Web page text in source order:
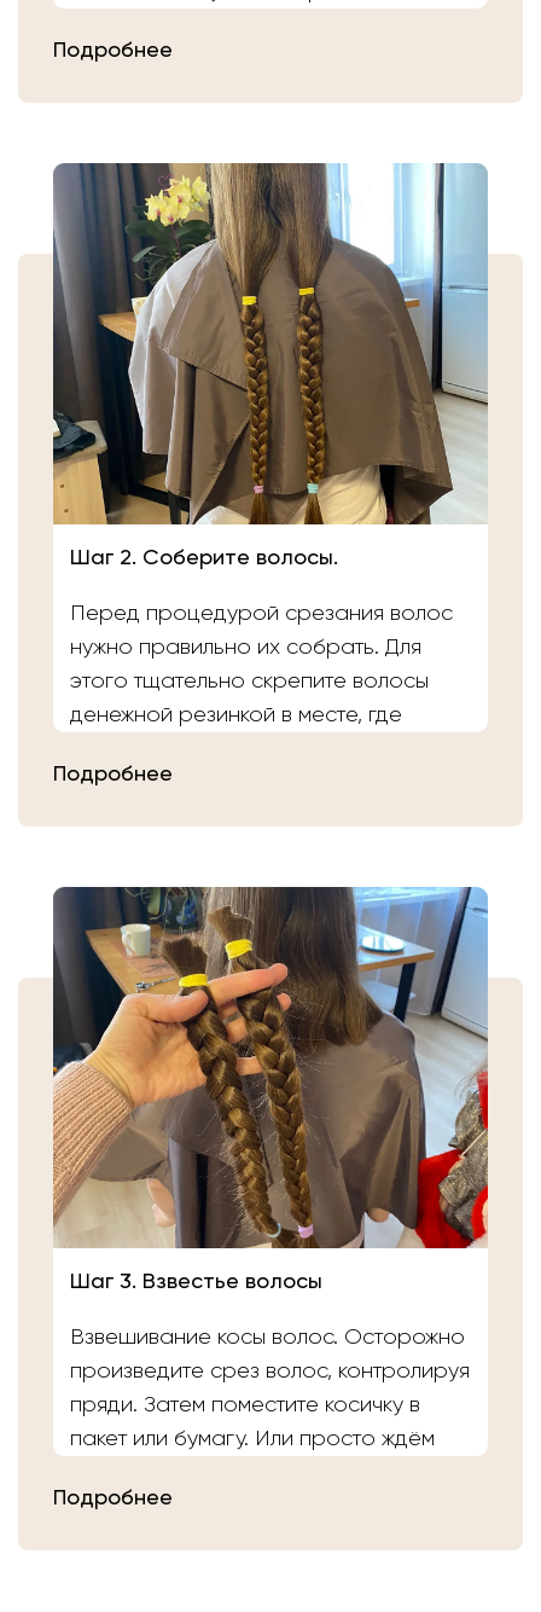
Затем плотно закрепите волосы
самостоятельно, то косичку
аккуратно уложите в пакет или бумагу.
Или просто приходите в салон «Банк
Волос».
Подробнее
Шаг 2. Соберите волосы.
Перед процедурой срезания волос
нужно правильно их собрать. Для
этого тщательно скрепите волосы
денежной резинкой в месте, где
Подробнее
Шаг 3. Взвестье волосы
Взвешивание косы волос. Осторожно
произведите срез волос, контролируя
пряди. Затем поместите косичку в
пакет или бумагу. Или просто ждём
мастера выполнят срез волос и
Подробнее